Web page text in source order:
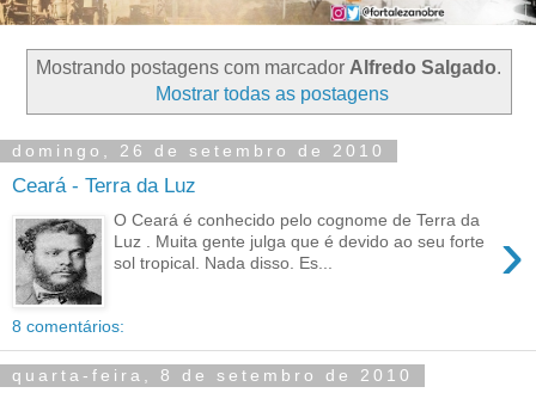
Mostrando postagens com marcador Alfredo Salgado.
Mostrar todas as postagens
domingo, 26 de setembro de 2010
Ceará - Terra da Luz
›
O Ceará é conhecido pelo cognome de Terra da
Luz . Muita gente julga que é devido ao seu forte
sol tropical. Nada disso. Es...
8 comentários:
quarta-feira, 8 de setembro de 2010